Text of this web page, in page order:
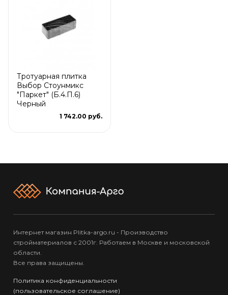
Тротуарная плитка
Выбор Стоунмикс
"Паркет" (Б.4.П.6)
Черный
1 742.00 руб.
Интернет магазин Plitka-argo.ru - Производство
стройматериалов с 2001г. Работаем в Москве и московской
области.
Все права защищены.
Политика конфиденциальности
(пользовательское соглашение)